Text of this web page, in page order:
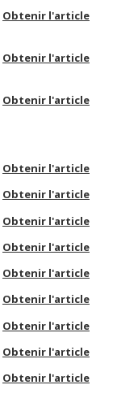
Obtenir l'article
Obtenir l'article
Obtenir l'article
Obtenir l'article
Obtenir l'article
Obtenir l'article
Obtenir l'article
Obtenir l'article
Obtenir l'article
Obtenir l'article
Obtenir l'article
Obtenir l'article